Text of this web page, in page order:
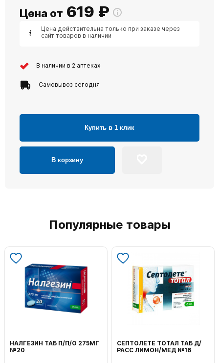
Цена от 619 ₽
Цена действительна только при заказе через
сайт товаров в наличии
В наличии в 2 аптеках
Самовывоз сегодня
Купить в 1 клик
В корзину
Популярные товары
ВОЛЬТАРЕН ЭМУЛЬГЕЛЬ
НАРУЖ 2% 100Г
ФЕНИСТИЛ ГЕЛЬ НАРУЖ
0,1% 50Г